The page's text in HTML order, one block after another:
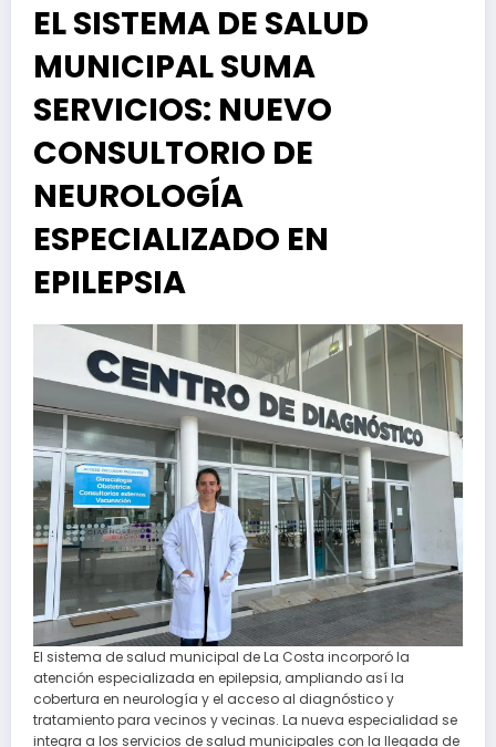
EL SISTEMA DE SALUD
MUNICIPAL SUMA
SERVICIOS: NUEVO
CONSULTORIO DE
NEUROLOGÍA
ESPECIALIZADO EN
EPILEPSIA
El sistema de salud municipal de La Costa incorporó la
atención especializada en epilepsia, ampliando así la
cobertura en neurología y el acceso al diagnóstico y
tratamiento para vecinos y vecinas. La nueva especialidad se
integra a los servicios de salud municipales con la llegada de